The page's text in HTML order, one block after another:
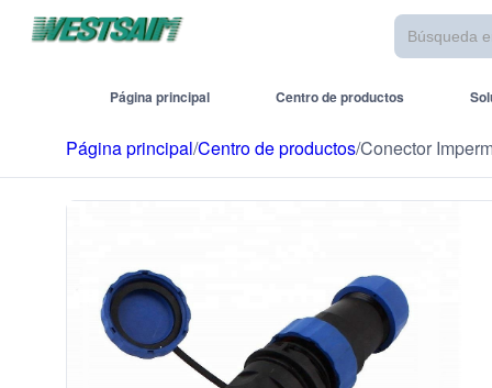
Página principal Centro de productos
Página principal/Centro de productos/Conector